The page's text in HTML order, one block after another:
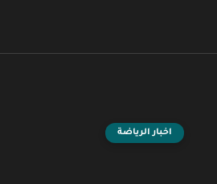
اخبار الرياضة